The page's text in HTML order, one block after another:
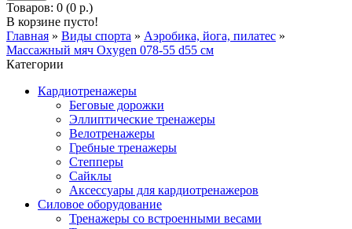
Товаров: 0 (0 р.)
В корзине пусто!
Главная » Виды спорта » Аэробика, йога, пилатес »
Массажный мяч Oxygen 078-55 d55 см
Категории
Кардиотренажеры
Беговые дорожки
Эллиптические тренажеры
Велотренажеры
Гребные тренажеры
Степперы
Сайклы
Аксессуары для кардиотренажеров
Силовое оборудование
Тренажеры со встроенными весами